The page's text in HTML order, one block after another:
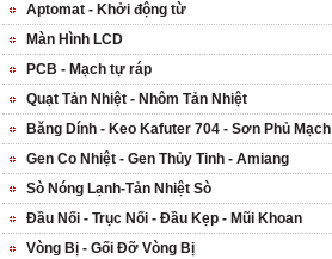
Aptomat - Khởi động từ
Màn Hình LCD
PCB - Mạch tự ráp
Quạt Tản Nhiệt - Nhôm Tản Nhiệt
Băng Dính - Keo Kafuter 704 - Sơn Phủ Mạch
Gen Co Nhiệt - Gen Thủy Tinh - Amiang
Sò Nóng Lạnh-Tản Nhiệt Sò
Đầu Nối - Trục Nối - Đầu Kẹp - Mũi Khoan
Vòng Bị - Gối Đỡ Vòng Bị